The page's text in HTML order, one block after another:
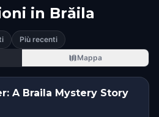
in Brăila
Più recenti
Mappa
A Braila Mystery Story